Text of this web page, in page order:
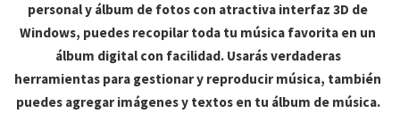
personal y álbum de fotos con atractiva interfaz 3D de
Windows, puedes recopilar toda tu música favorita en un
álbum digital con facilidad. Usarás verdaderas
herramientas para gestionar y reproducir música, también
puedes agregar imágenes y textos en tu álbum de música.